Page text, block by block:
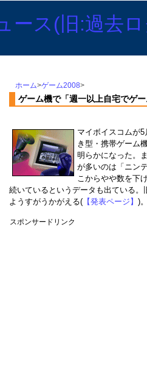
ホーム>ゲーム2008>
ゲーム機で「週一以上自宅でゲ
マイボイスコムが
き型・携帯ゲーム
明らかになった。
が多いのは「ニン
こからやや数を下
続いているというデータも出ている
ようすがうかがえる( 【発表ページ】 )
スポンサードリンク